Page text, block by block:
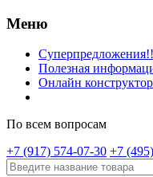
Меню
Полезная
Онлайн конструктор
По всем вопросам
+7 (917) 574-07-30 +7